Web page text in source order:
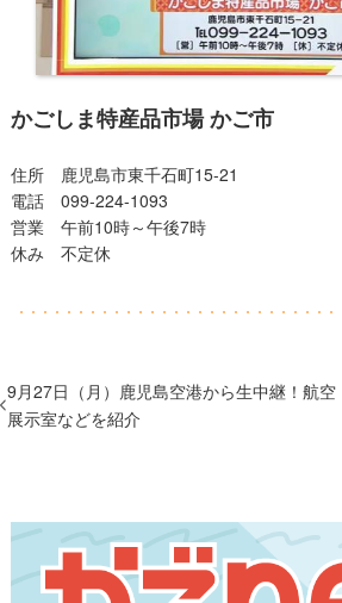
かごしま特産品市場 かご市
住所 鹿児島市東千石町15-21
電話 099-224-1093
営業 午前10時～午後7時
休み 不定休
9月27日（月）鹿児島空港から生中継！航空
展示室などを紹介